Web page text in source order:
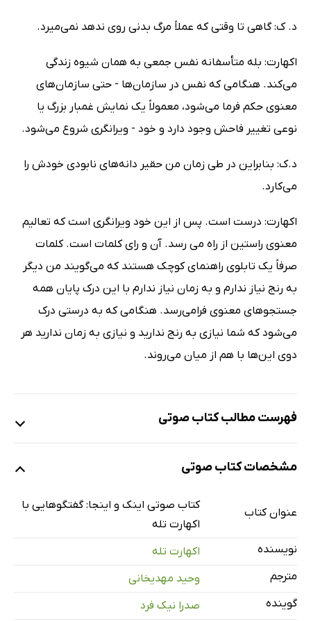
د. ک: گاهی تا وقتی که عملاً مرگ بدنی روی ندهد نمی‌میرد.
اکهارت: بله متأسفانه نفس جمعی به همان شیوه زندگی
می‌کند. هنگامی که نفس در سازمان‌ها - حتی سازمان‌های
معنوی حکم فرما می‌شود، معمولاً یک نمایش غمبار بزرگ یا
نوعی تغییر فاحش وجود دارد و خود - ویرانگری شروع می‌شود.
د.ک: بنابراین در طی زمان من حقیر دانه‌های نابودی خودش را
می‌کارد.
اکهارت: درست است. پس از این خود ویرانگری است که تعالیم
معنوی راستین از راه می رسد. آن و رای کلمات است. کلمات
صرفاً یک تابلوی راهنمای کوچک هستند که می‌گویند من دیگر
به رنج نیاز ندارم و به زمان نیاز ندارم با این درک پایان همه
جستجوهای معنوی فرامی‌رسد. هنگامی که به درستی درک
می‌شود که شما نیازی به رنج ندارید و نیازی به زمان ندارید هر
دوی این‌ها با هم از میان می‌روند.
فهرست مطالب کتاب صوتی
نمونه
34 دقیقه
معرفی - پیشگفتار مترجم و گفتگوی نخست: رهایی از خود
گفتگوی دوم: بهتر و بدتر شدن امور!
مشخصات کتاب صوتی
عنوان کتاب
کتاب صوتی اینک و اینجا: گفتگوهایی با
اکهارت تله
نویسنده
اکهارت تله
مترجم
وحید مهدیخانی
گوینده
صدرا نیک فرد